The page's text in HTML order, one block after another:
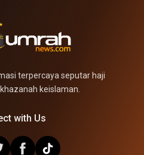
terpercaya seputar haji
keislaman.
with Us